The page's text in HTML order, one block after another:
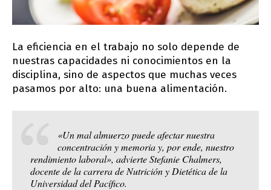
La eficiencia en el trabajo no solo depende de
nuestras capacidades ni conocimientos en la
disciplina, sino de aspectos que muchas veces
pasamos por alto: una buena alimentación.
«Un mal almuerzo puede afectar nuestra
concentración y memoria y, por ende, nuestro
rendimiento laboral», advierte Stefanie Chalmers,
docente de la carrera de Nutrición y Dietética de la
Universidad del Pacífico.